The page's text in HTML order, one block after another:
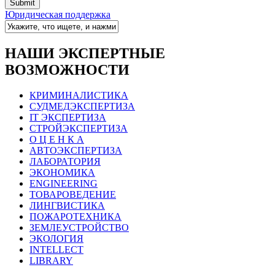
Юридическая поддержка
НАШИ ЭКСПЕРТНЫЕ
ВОЗМОЖНОСТИ
КРИМИНАЛИСТИКА
СУДМЕДЭКСПЕРТИЗА
IT ЭКСПЕРТИЗА
СТРОЙЭКСПЕРТИЗА
О Ц Е Н К А
АВТОЭКСПЕРТИЗА
ЛАБОРАТОРИЯ
ЭКОНОМИКА
ENGINEERING
ТОВАРОВЕДЕНИЕ
ЛИНГВИСТИКА
ПОЖАРОТЕХНИКА
ЗЕМЛЕУСТРОЙСТВО
ЭКОЛОГИЯ
INTELLECT
LIBRARY